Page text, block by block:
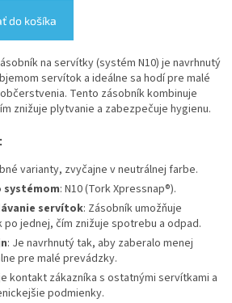
do košíka
na servítky (systém N10) je navrhnutý
servítok a ideálne sa hodí pre malé
Tento zásobník kombinuje
znižuje plytvanie a zabezpečuje hygienu.
varianty, zvyčajne v neutrálnej farbe.
: N10 (Tork Xpressnap®).
servítok: Zásobník umožňuje
jednej, čím znižuje spotrebu a odpad.
: Je navrhnutý tak, aby zaberalo menej
pre malé prevádzky.
kontakt zákazníka s ostatnými servítkami a
podmienky.